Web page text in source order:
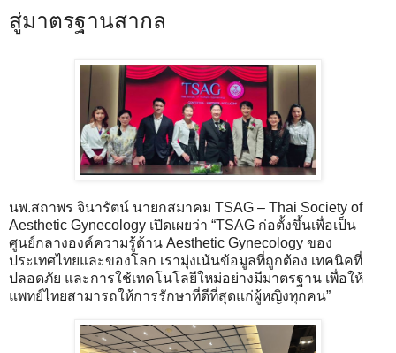
สู่มาตรฐานสากล
นพ.สถาพร จินารัตน์ นายกสมาคม TSAG – Thai Society of
Aesthetic Gynecology เปิดเผยว่า “TSAG ก่อตั้งขึ้นเพื่อเป็น
ศูนย์กลางองค์ความรู้ด้าน Aesthetic Gynecology ของ
ประเทศไทยและของโลก เรามุ่งเน้นข้อมูลที่ถูกต้อง เทคนิคที่
ปลอดภัย และการใช้เทคโนโลยีใหม่อย่างมีมาตรฐาน เพื่อให้
แพทย์ไทยสามารถให้การรักษาที่ดีที่สุดแก่ผู้หญิงทุกคน”